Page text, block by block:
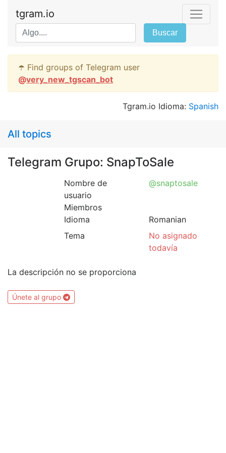
tgram.io
Buscar
☂️ Find groups of Telegram user
@very_new_tgscan_bot
Tgram.io Idioma: Spanish
All topics
Telegram Grupo: SnapToSale
Nombre de
usuario
@snaptosale
Miembros
Idioma
Romanian
Tema
No asignado
todavía
La descripción no se proporciona
Únete al grupo